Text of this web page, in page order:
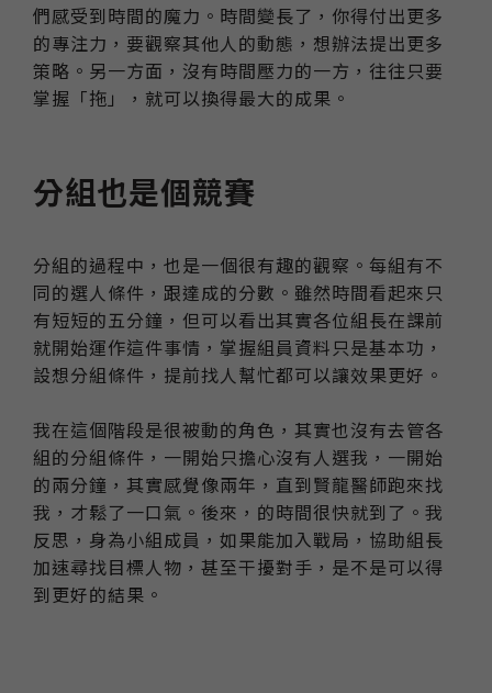
們感受到時間的魔力。時間變長了，你得付出更多
的專注力，要觀察其他人的動態，想辦法提出更多
策略。另一方面，沒有時間壓力的一方，往往只要
掌握「拖」，就可以換得最大的成果。
分組也是個競賽
分組的過程中，也是一個很有趣的觀察。每組有不
同的選人條件，跟達成的分數。雖然時間看起來只
有短短的五分鐘，但可以看出其實各位組長在課前
就開始運作這件事情，掌握組員資料只是基本功，
設想分組條件，提前找人幫忙都可以讓效果更好。
我在這個階段是很被動的角色，其實也沒有去管各
組的分組條件，一開始只擔心沒有人選我，一開始
的兩分鐘，其實感覺像兩年，直到賢龍醫師跑來找
我，才鬆了一口氣。後來，的時間很快就到了。我
反思，身為小組成員，如果能加入戰局，協助組長
加速尋找目標人物，甚至干擾對手，是不是可以得
到更好的結果。